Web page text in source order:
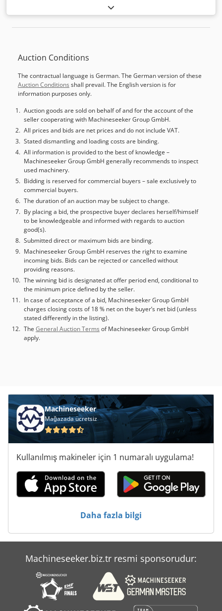
Torna Tezgahı Üretici: Weiler Tip: E30 Üretim yılı: 2018
Durumu: kullanılmış, enerjili, gösterime hazır Çalışma
saati: 8.500h Teslimat kapsamı: - Dokümantasyon - Makine
Auction Conditions
The contractual language is German. The German version of these
Auction Conditions shall prevail. The English version is for
information purposes only.
Auction goods are sold on behalf of and for the account of the
seller cooperating with Machineseeker Group GmbH.
All prices and bids are net prices and do not include VAT.
Stated dismantling and loading costs are binding.
All information is provided to the best of knowledge –
Machineseeker Group GmbH generally recommends to inspect
used machinery.
Bidding is reserved for commercial buyers – sale exclusively to
commercial buyers.
The duration of an auction may be subject to change.
By placing a bid, the prospective buyer declares herself/himself
to be knowledgeable and informed with regards to auction
good(s).
Submitted direct or maximum bids are binding.
Machineseeker Group GmbH reserves the right to examine
incoming bids. Bids can be rejected or cancelled without
providing reasons.
The winning bid is designated at offer period end, conditional to
the minimum price defined by the seller.
In case of acceptance of a bid, Machineseeker Group GmbH
charges closing costs of 18 % net on the buyer’s net bid (unless
stated differently in the listing).
The General Auction Terms of Machineseeker Group GmbH
apply.
Machineseeker
Mağazada ücretsiz
Kullanılmış makineler için 1 numaralı uygulama!
Daha fazla bilgi
Machineseeker.biz.tr resmi sponsorudur: